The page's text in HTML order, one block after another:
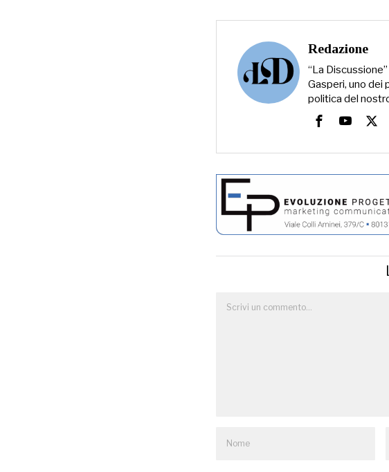
Redazione
“La
Gasperi, uno dei
politica del